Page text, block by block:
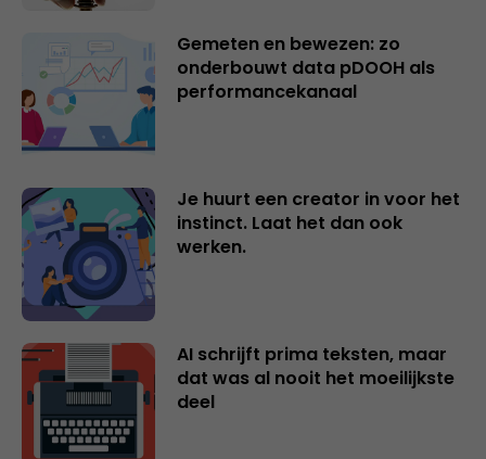
Gemeten en bewezen: zo
onderbouwt data pDOOH als
performancekanaal
Je huurt een creator in voor het
instinct. Laat het dan ook
werken.
AI schrijft prima teksten, maar
dat was al nooit het moeilijkste
deel